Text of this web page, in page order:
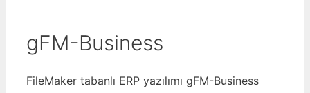
gFM-Business
FileMaker tabanlı ERP yazılımı gFM-Business